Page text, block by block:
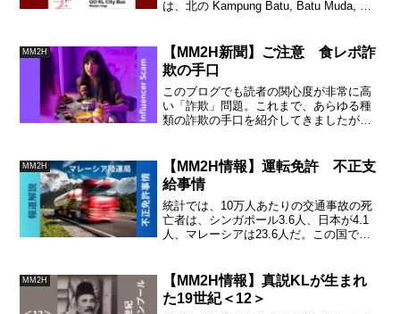
は、北の Kampung Batu, Batu Muda, そ
Sentul 地区の警察署があります。
MM2H
【MM2H新聞】ご注意 食レポ詐
欺の手口
このブログでも読者の関心度が非常に高
い「詐欺」問題。これまで、あらゆる種
類の詐欺の手口を紹介してきましたが、
リックを展開している新手の詐欺の手口
をご紹介。ひっからないための予備知
識。
MM2H
【MM2H情報】運転免許 不正支
給事情
統計では、10万人あたりの交通事故の死
亡者は、シンガポール3.6人、日本が4.1
人、マレーシアは23.6人だ。この国で運
い。
MM2H
【MM2H情報】真説KLが生まれ
た19世紀＜12＞